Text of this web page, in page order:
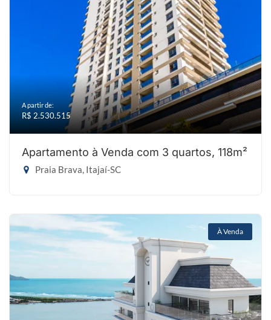
A partir de:
R$ 2.530.515
Apartamento à Venda com 3 quartos, 118m²
Praia Brava, Itajaí-SC
À Venda